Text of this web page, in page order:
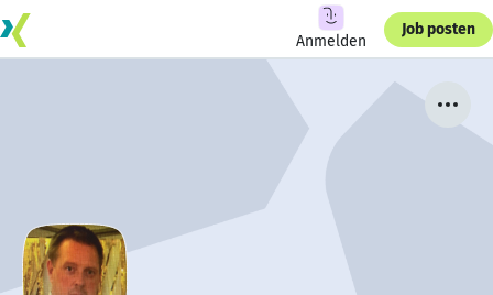
Anmelden
Job posten